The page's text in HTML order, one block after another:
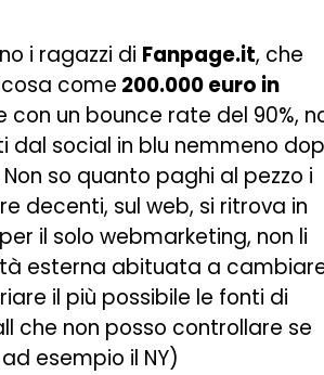
i ragazzi di Fanpage.it, che
come 200.000 euro in
un bounce rate del 90%,
social in blu nemmeno
so quanto paghi al pezzo i
decenti, sul web, si ritrova in
il solo webmarketing, non li
esterna abituata a
il più possibile le fonti di
che non posso controllare se
esempio il NY)